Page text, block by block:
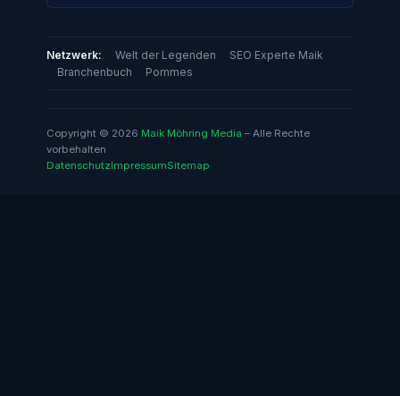
Netzwerk: Welt der Legenden
SEO Experte Maik
Branchenbuch
Pommes
Copyright © 2026 Maik Möhring Media – Alle Rechte
vorbehalten
DatenschutzImpressumSitemap